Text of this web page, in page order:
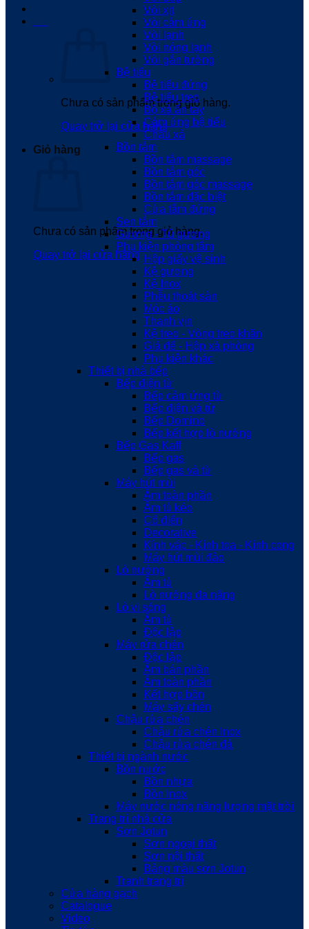
Chưa có sản phẩm trong giỏ hàng.
Quay trở lại cửa hàng
Giỏ hàng
Chưa có sản phẩm trong giỏ hàng.
Quay trở lại cửa hàng
Vòi xịt
Vòi cảm ứng
Vòi lạnh
Vòi nóng lạnh
Vòi gắn tường
Bệ tiểu
Bệ tiểu đứng
Bệ tiểu treo
Bộ xả ấn tay
Cảm ứng bệ tiểu
Chậu xả
Bồn tắm
Bồn tắm massage
Bồn tắm góc
Bồn tắm góc massage
Bồn tắm đặc biệt
Cửa tắm đứng
Sen tắm
Gương - Tủ gương
Phụ kiện phòng tắm
Hộp giấy vệ sinh
Kệ gương
Kệ Inox
Phễu thoát sàn
Móc áo
Thanh vịn
Kệ treo - Vòng treo khăn
Giá để - Hộp xà phòng
Phụ kiện khác
Thiết bị nhà bếp
Bếp điện từ
Bếp cảm ứng từ
Bếp điện và từ
Bếp Domino
Bếp kết hợp lò nướng
Bếp Gas Kaff
Bếp gas
Bếp gas và từ
Máy hút mùi
Âm toàn phần
Âm tủ kéo
Cổ điển
Decorative
Kính vác - Kính toa - Kính cong
Máy hút mùi đảo
Lò nướng
Âm tủ
Lò nướng đa năng
Lò vi sóng
Âm tủ
Độc lập
Máy rửa chén
Độc lập
Âm bán phần
Âm toàn phần
Kết hợp bồn
Máy sấy chén
Chậu rửa chén
Chậu rửa chén Inox
Chậu rửa chén đá
Thiết bị ngành nước
Bồn nước
Bồn nhựa
Bồn Inox
Máy nước nóng năng lượng mặt trời
Trang trí nhà cửa
Sơn Jotun
Sơn ngoại thất
Sơn nội thất
Bảng màu sơn Jotun
Tranh trang trí
Cửa hàng gạch
Catalogue
Video